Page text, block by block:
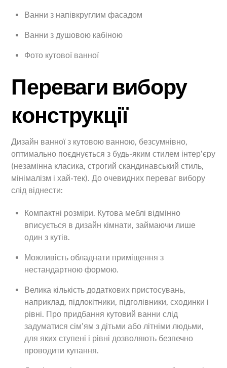
Ванни з напівкруглим фасадом
Ванни з душовою кабіною
Фото кутової ванної
Переваги вибору
конструкції
Дизайн ванної з кутовою ванною, безсумнівно,
оптимально поєднується з будь-яким стилем інтер’єру
(незамінна класика, строгий скандинавський стиль,
мінімалізм і хай-тек). До очевидних переваг вибору
слід віднести:
Компактні розміри. Кутова меблі відмінно
вписується в дизайн кімнати, займаючи лише
один з кутів.
Можливість обладнати приміщення з
нестандартною формою.
Велика кількість додаткових пристосувань,
наприклад, підлокітники, підголівники, сходинки і
рівні. Про придбання кутовий ванни слід
задуматися сім’ям з дітьми або літніми людьми,
для яких ступені і рівні дозволяють безпечно
проводити купання.